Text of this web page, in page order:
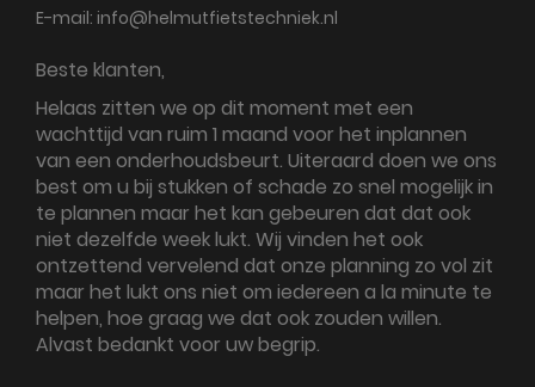
E-mail: info@helmutfietstechniek.nl
Beste klanten,
Helaas zitten we op dit moment met een
wachttijd van ruim 1 maand voor het inplannen
van een onderhoudsbeurt. Uiteraard doen we ons
best om u bij stukken of schade zo snel mogelijk in
te plannen maar het kan gebeuren dat dat ook
niet dezelfde week lukt. Wij vinden het ook
ontzettend vervelend dat onze planning zo vol zit
maar het lukt ons niet om iedereen a la minute te
helpen, hoe graag we dat ook zouden willen.
Alvast bedankt voor uw begrip.